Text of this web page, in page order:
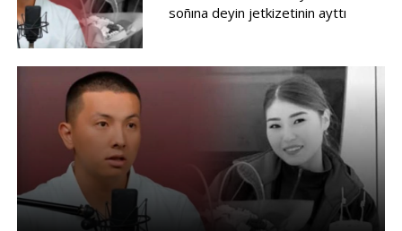
soñına deyin jetkizetinin ayttı